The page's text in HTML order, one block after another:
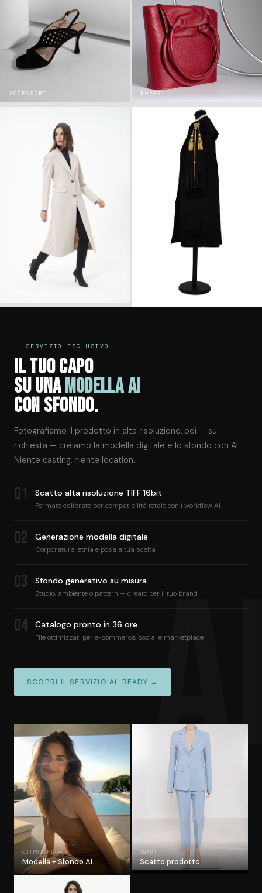
ACCESSORI BORSE
SERVIZIO ESCLUSIVO
IL TUO CAPO
SU UNAMODELLA AI
CON SFONDO.
Fotografiamo il prodotto in alta risoluzione, poi — su
richiesta — creiamo la modella digitale e lo sfondo con AI.
Niente casting, niente location.
01 Scatto alta risoluzione TIFF 16bit
Formato calibrato per compatibilità totale con i workflow AI
02 Generazione modella digitale
Corporatura, etnia e posa a tua scelta
03 Sfondo generativo su misura
Studio, ambiente o pattern — creato per il tuo brand
04 Catalogo pronto in 36 ore
File ottimizzati per e-commerce, social e marketplace
SCOPRI IL SERVIZIO AI-READY →
OUTPUT FINALE
Modella + Sfondo AI
INPUT
Scatto prodotto